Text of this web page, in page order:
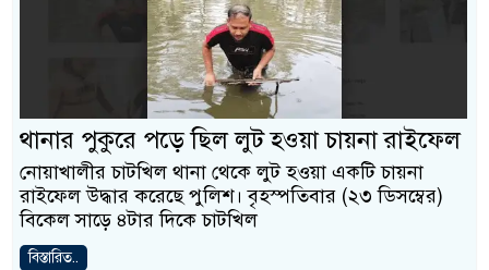
থানার পুকুরে পড়ে ছিল লুট হওয়া চায়না রাইফেল
নোয়াখালীর চাটখিল থানা থেকে লুট হওয়া একটি চায়না
রাইফেল উদ্ধার করেছে পুলিশ। বৃহস্পতিবার (২৩ ডিসম্বের)
বিকেল সাড়ে ৪টার দিকে চাটখিল
বিস্তারিত..